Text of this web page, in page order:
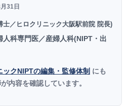
31日
士／ヒロクリニック大阪駅前院 院長)
人科専門医／産婦人科(NIPT・出
ックNIPTの編集・監修体制 にも
内容を確認しています。